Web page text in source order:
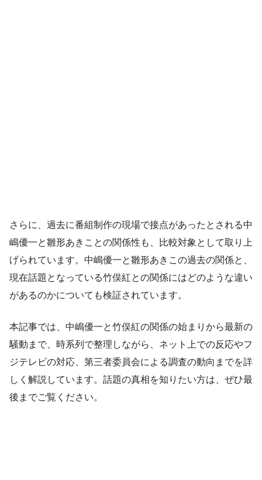
さらに、過去に番組制作の現場で接点があったとされる中
嶋優一と雛形あきことの関係性も、比較対象として取り上
げられています。中嶋優一と雛形あきこの過去の関係と、
現在話題となっている竹俣紅との関係にはどのような違い
があるのかについても検証されています。
本記事では、中嶋優一と竹俣紅の関係の始まりから最新の
騒動まで、時系列で整理しながら、ネット上での反応やフ
ジテレビの対応、第三者委員会による調査の動向までを詳
しく解説しています。話題の真相を知りたい方は、ぜひ最
後までご覧ください。